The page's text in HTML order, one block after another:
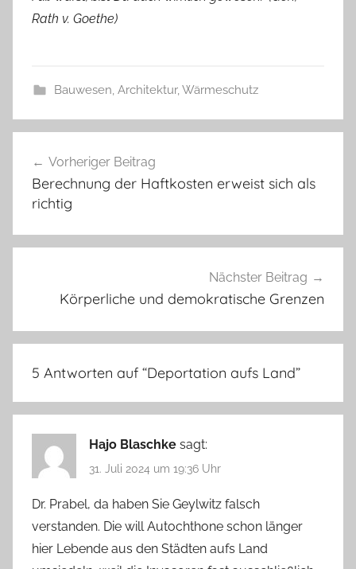
Rath v. Goethe)
Bauwesen, Architektur, Wärmeschutz
Vorheriger Beitrag
Berechnung der Haftkosten erweist sich als
richtig
Nächster Beitrag
Körperliche und demokratische Grenzen
5 Antworten auf “Deportation aufs Land”
Hajo Blaschke sagt:
31. Juli 2024 um 19:36 Uhr
Dr. Prabel, da haben Sie Geylwitz falsch
verstanden. Die will Autochthone schon länger
hier Lebende aus den Städten aufs Land